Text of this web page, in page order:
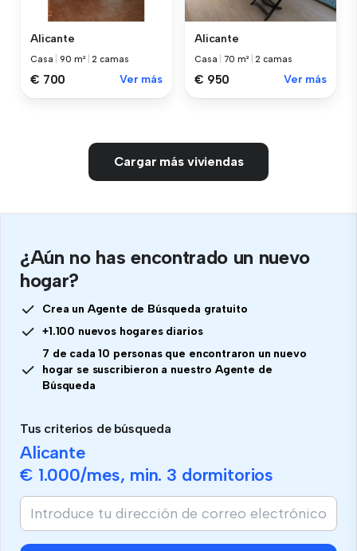
Alicante
Casa |90 m² 2 camas
€ 700 Ver más
Alicante
Casa |70 m² 2 camas
€ 950 Ver más
Cargar más viviendas
¿Aún no has encontrado un nuevo
hogar?
Crea un Agente de Búsqueda gratuito
+1.100 nuevos hogares diarios
7 de cada 10 personas que encontraron un nuevo
hogar se suscribieron a nuestro Agente de
Búsqueda
Tus criterios de búsqueda
Alicante
€ 1.000/mes, min. 3 dormitorios